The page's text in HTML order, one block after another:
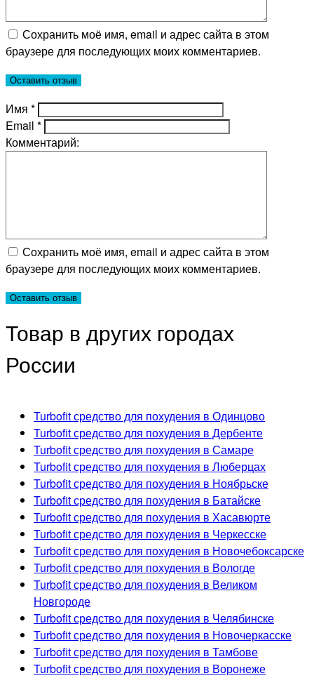
Сохранить моё имя, email и адрес сайта в этом
браузере для последующих моих комментариев.
Имя *
Email *
Комментарий:
Сохранить моё имя, email и адрес сайта в этом
браузере для последующих моих комментариев.
Товар в других городах
России
Turbofit средство для похудения в Одинцово
Turbofit средство для похудения в Дербенте
Turbofit средство для похудения в Самаре
Turbofit средство для похудения в Люберцах
Turbofit средство для похудения в Ноябрьске
Turbofit средство для похудения в Батайске
Turbofit средство для похудения в Хасавюрте
Turbofit средство для похудения в Черкесске
Turbofit средство для похудения в Новочебоксарске
Turbofit средство для похудения в Вологде
Turbofit средство для похудения в Великом
Новгороде
Turbofit средство для похудения в Челябинске
Turbofit средство для похудения в Новочеркасске
Turbofit средство для похудения в Тамбове
Turbofit средство для похудения в Воронеже